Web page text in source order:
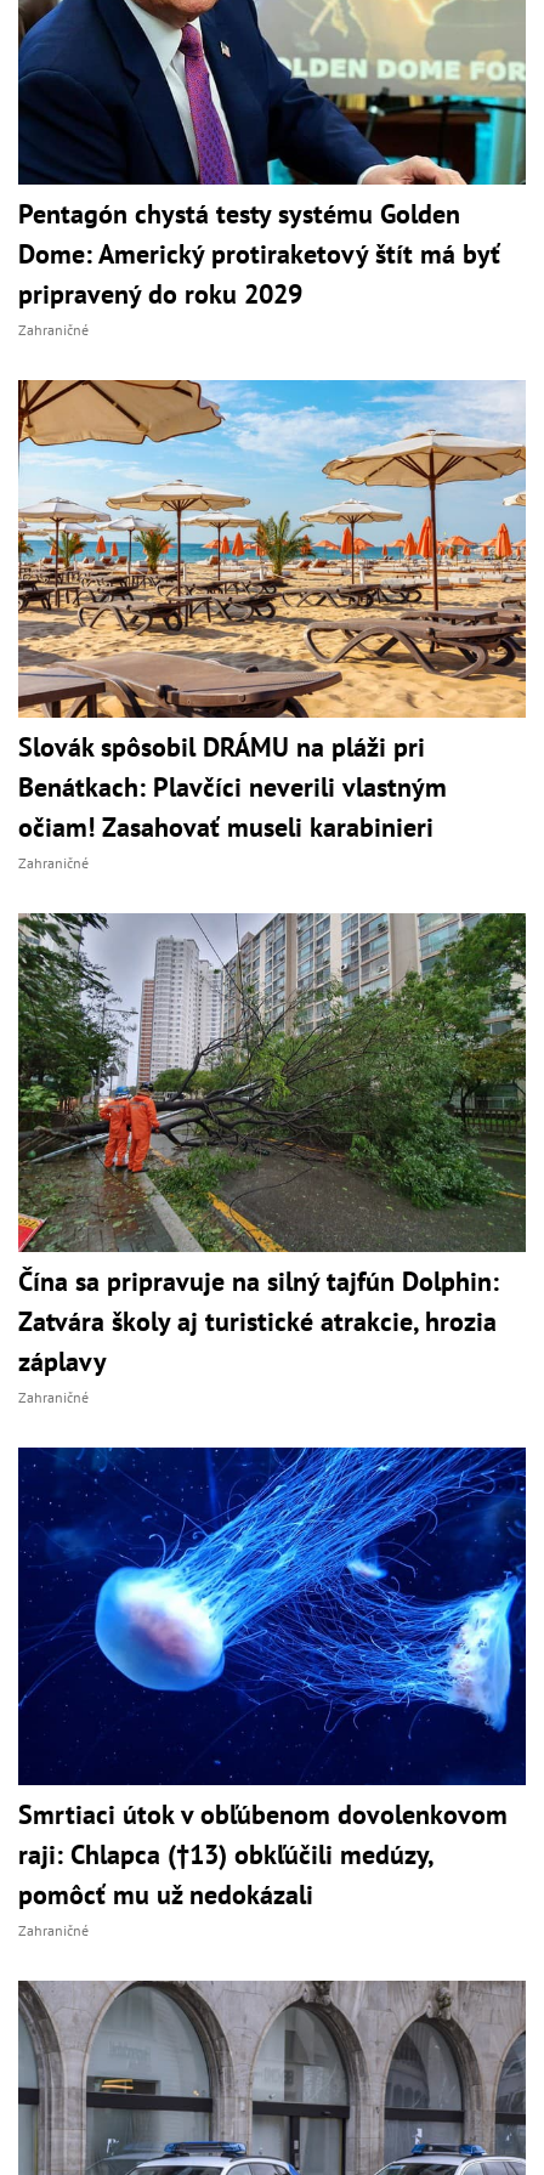
Pentagón chystá testy systému Golden
Dome: Americký protiraketový štít má byť
pripravený do roku 2029
Zahraničné
Slovák spôsobil DRÁMU na pláži pri
Benátkach: Plavčíci neverili vlastným
očiam! Zasahovať museli karabinieri
Zahraničné
Čína sa pripravuje na silný tajfún Dolphin:
Zatvára školy aj turistické atrakcie, hrozia
záplavy
Zahraničné
Smrtiaci útok v obľúbenom dovolenkovom
raji: Chlapca (†13) obkľúčili medúzy,
pomôcť mu už nedokázali
Zahraničné